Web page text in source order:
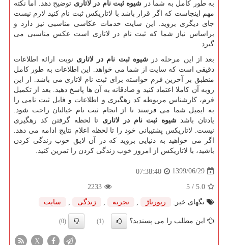
به طور کامل به شما در شیوه ثبت نام در لاتاری توضیح دهد. اما نکته
مهم اینجاست که اگر قرار باشد با لاتاریکس ثبت نام کنید لازم نیست
جای دیگری بروید. این سایت خدمات عکاسی مناسبی نیز دارد و
براساس نیاز شما که ثبت نام در لاتاری است عکس مناسبی می
گیرد.
بعد از این مرحله درشیوه ثبت نام در لاتاری نوبت ارائه اطلاعات
دقیقی است که سایت از شما می خواهد. این اطلاعات به طور کامل
منطبق بر آخرین فرم خواسته برای ثبت نام لاتاری می باشد. از این
روبه آن کاملا اعتماد کنید و صادقانه به آن ها پاسخ دهید. بعد از تکمیل
فرم، کارشناس مربوطه کد رهگیری و اطلاعات و فایل ثبت نامی را
به ایمیل شما می فرستد تا از انجام ثبت نام خیالتان راحت شود.
یادتان باشدشیوه ثبت نام در لاتاری تا لحظه گرفتن کد رهگیری
نیست. لاتاریکس پشتیبانی خود را تا لحظه اعلام نتایج ادامه می دهد.
اگر می خواهید به دنیایی بروید که در آن لایق خوب زندگی کردن
باشید، با لاتاریکس از امروز خوب زندگی کردن را تمرین کنید.
1399/06/29
07:38:40
5.0
/ 5
2233
تگهای خبر:
رپورتاژ تجربه زندگی سایت
این مطلب را می پسندید؟ (1)
(0)
X